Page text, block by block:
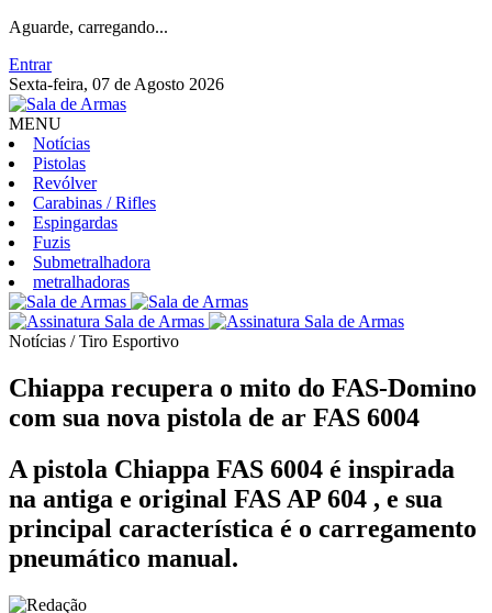
Aguarde, carregando...
Entrar
Sexta-feira, 07 de Agosto 2026
MENU
Notícias
Pistolas
Revólver
Carabinas / Rifles
Espingardas
Fuzis
Submetralhadora
metralhadoras
Notícias / Tiro Esportivo
Chiappa recupera o mito do FAS-Domino
com sua nova pistola de ar FAS 6004
A pistola Chiappa FAS 6004 é inspirada
na antiga e original FAS AP 604 , e sua
principal característica é o carregamento
pneumático manual.